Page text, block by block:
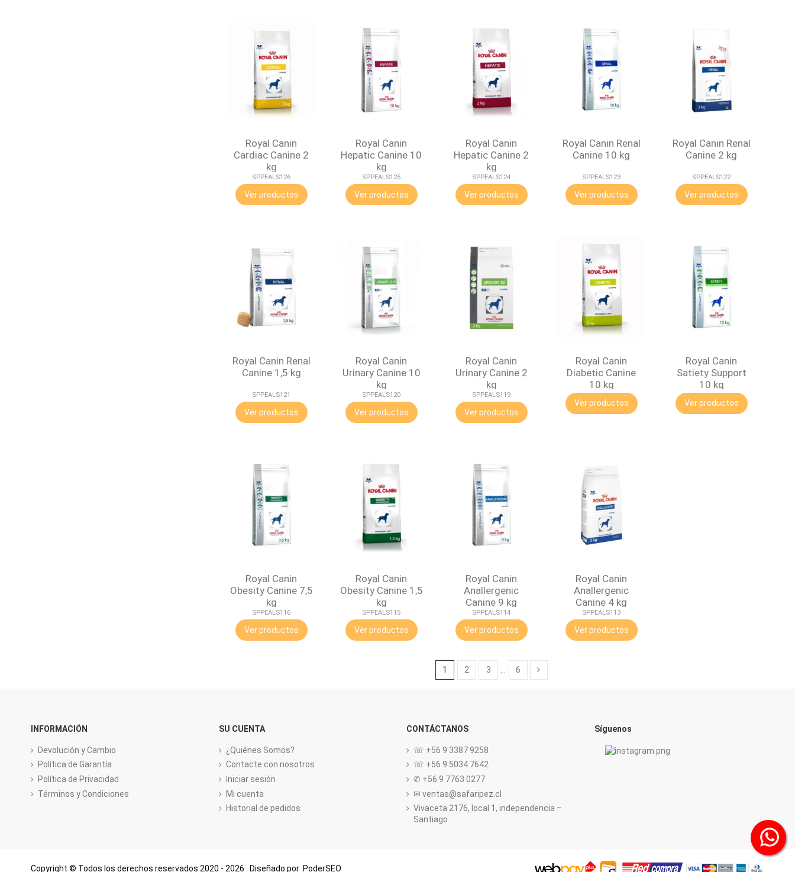
Royal Canin
Cardiac Canine 2
kg
SPPEALS126
Ver productos
Royal Canin
Hepatic Canine 10
kg
SPPEALS125
Ver productos
Royal Canin
Hepatic Canine 2
kg
SPPEALS124
Ver productos
Royal Canin Renal
Canine 10 kg
SPPEALS123
Ver productos
Royal Canin Renal
Canine 2 kg
SPPEALS122
Ver productos
Royal Canin Renal
Canine 1,5 kg
SPPEALS121
Ver productos
Royal Canin
Urinary Canine 10
kg
SPPEALS120
Ver productos
Royal Canin
Urinary Canine 2
kg
SPPEALS119
Ver productos
Royal Canin
Diabetic Canine
10 kg
Ver productos
Royal Canin
Satiety Support
10 kg
Ver productos
Royal Canin
Obesity Canine 7,5
kg
SPPEALS116
Ver productos
Royal Canin
Obesity Canine 1,5
kg
SPPEALS115
Ver productos
Royal Canin
Anallergenic
Canine 9 kg
SPPEALS114
Ver productos
Royal Canin
Anallergenic
Canine 4 kg
SPPEALS113
Ver productos
1 2 3 6
INFORMACIÓN
Devolución y Cambio
Política de Garantía
Política de Privacidad
Términos y Condiciones
SU CUENTA
¿Quiénes Somos?
Contacte con nosotros
Iniciar sesión
Mi cuenta
Historial de pedidos
CONTÁCTANOS
☏ +56 9 3387 9258
☏ +56 9 5034 7642
✆ +56 9 7763 0277
✉ ventas@safaripez.cl
Vivaceta 2176, local 1, independencia –
Santiago
Síguenos
Copyright © Todos los derechos reservados 2020 - 2026 . Diseñado por PoderSEO